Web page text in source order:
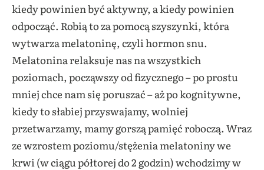
kiedy powinien być aktywny, a kiedy powinien
odpocząć. Robią to za pomocą szyszynki, która
wytwarza melatoninę, czyli hormon snu.
Melatonina relaksuje nas na wszystkich
poziomach, począwszy od fizycznego – po prostu
mniej chce nam się poruszać – aż po kognitywne,
kiedy to słabiej przyswajamy, wolniej
przetwarzamy, mamy gorszą pamięć roboczą. Wraz
ze wzrostem poziomu/stężenia melatoniny we
krwi (w ciągu półtorej do 2 godzin) wchodzimy w